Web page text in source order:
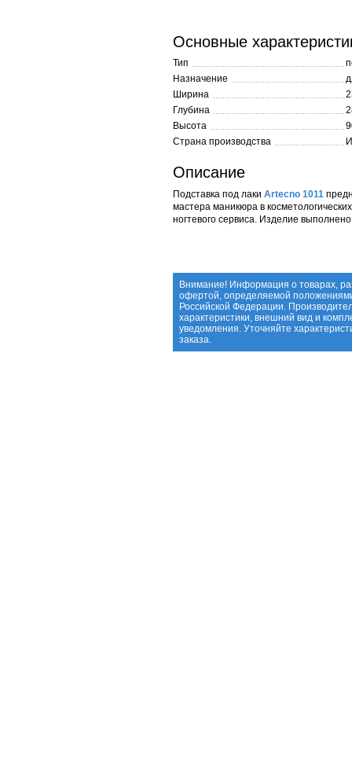
Основные
Тип
Назначение
Ширина
Глубина
Высота
Страна производства
Описание
Подставка под лаки Artecno 1011
мастера маникюра в
ногтевого сервиса. Изделие
Внимание! Информация о товарах,
офертой, определяемой
Российской Федерации.
характеристики, внешний вид и
уведомления. Уточняйте
заказа.